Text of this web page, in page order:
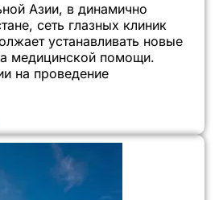
Азии, в динамично
сеть глазных клиник
устанавливать новые
медицинской помощи.
на проведение